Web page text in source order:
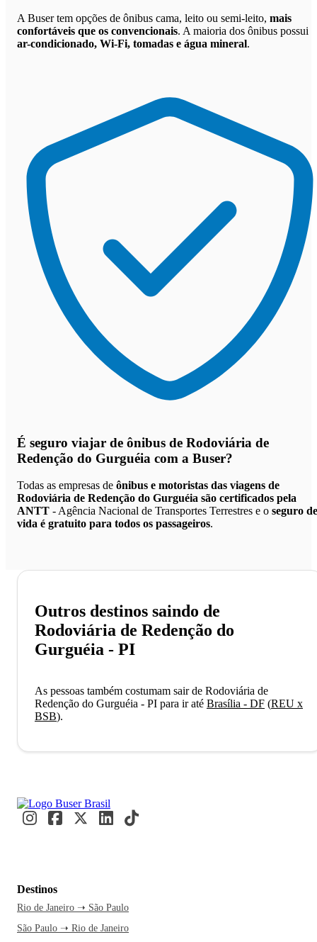
A Buser tem opções de ônibus cama, leito ou semi-leito, mais
confortáveis que os convencionais. A maioria dos ônibus possui
ar-condicionado, Wi-Fi, tomadas e água mineral.
É seguro viajar de ônibus de Rodoviária de
Redenção do Gurguéia com a Buser?
Todas as empresas de ônibus e motoristas das viagens de
Rodoviária de Redenção do Gurguéia são certificados pela
ANTT - Agência Nacional de Transportes Terrestres e o seguro de
vida é gratuito para todos os passageiros.
Outros destinos saindo de
Rodoviária de Redenção do
Gurguéia - PI
As pessoas também costumam sair de Rodoviária de
Redenção do Gurguéia - PI para ir até Brasília - DF (REU x
BSB).
Destinos
Rio de Janeiro ➝ São Paulo
São Paulo ➝ Rio de Janeiro